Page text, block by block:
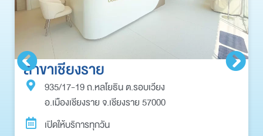
สาขาเชียงราย
935/17-19 ถ.หลโยธิน ต.รอบเวียง
อ.เมืองเชียงราย จ.เชียงราย 57000
เปิดให้บริการทุกวัน